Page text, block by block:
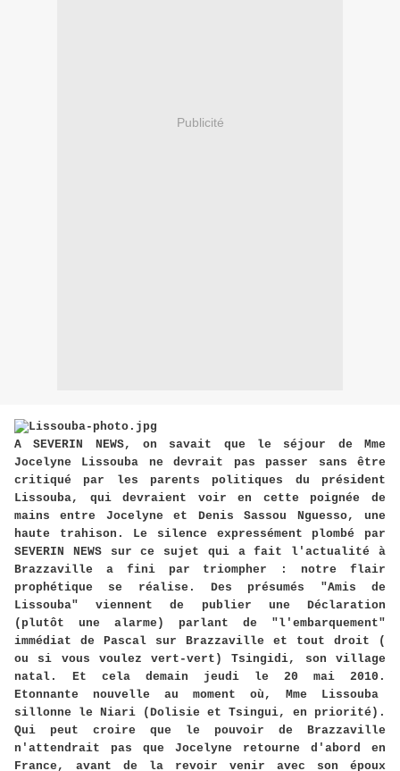
Publicité
A SEVERIN NEWS, on savait que le séjour de Mme
Jocelyne Lissouba ne devrait pas passer sans être
critiqué par les parents politiques du président
Lissouba, qui devraient voir en cette poignée de
mains entre Jocelyne et Denis Sassou Nguesso, une
haute trahison. Le silence expressément plombé par
SEVERIN NEWS sur ce sujet qui a fait l'actualité à
Brazzaville a fini par triompher : notre flair
prophétique se réalise. Des présumés "Amis de
Lissouba" viennent de publier une Déclaration
(plutôt une alarme) parlant de "l'embarquement"
immédiat de Pascal sur Brazzaville et tout droit (
ou si vous voulez vert-vert) Tsingidi, son village
natal. Et cela demain jeudi le 20 mai 2010.
Etonnante nouvelle au moment où, Mme Lissouba
sillonne le Niari (Dolisie et Tsingui, en priorité).
Qui peut croire que le pouvoir de Brazzaville
n'attendrait pas que Jocelyne retourne d'abord en
France, avant de la revoir venir avec son époux